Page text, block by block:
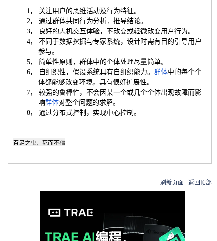
1， 关注用户的思维活动及行为特征。
2， 通过群体共同行为分析，推导结论。
3，
良好的人机交互体验，不改变或轻微改变用户行为。
4， 不同于数据挖掘与专家系统，设计时需有目的引导用户
参与。
5， 简单性原则，群体中的个体处理尽量简单。
6，
自组织性，假设系统具有自组织能力。 群体中的每个个
体都能够改变环境，具有很好扩展性。
7， 较强的鲁棒性，不会因某一个或几个个体出现故障而影
响群体对整个问题的求解。
8， 通过分布式控制，实现中心控制。
百足之虫，死而不僵
刷新页面 返回顶部